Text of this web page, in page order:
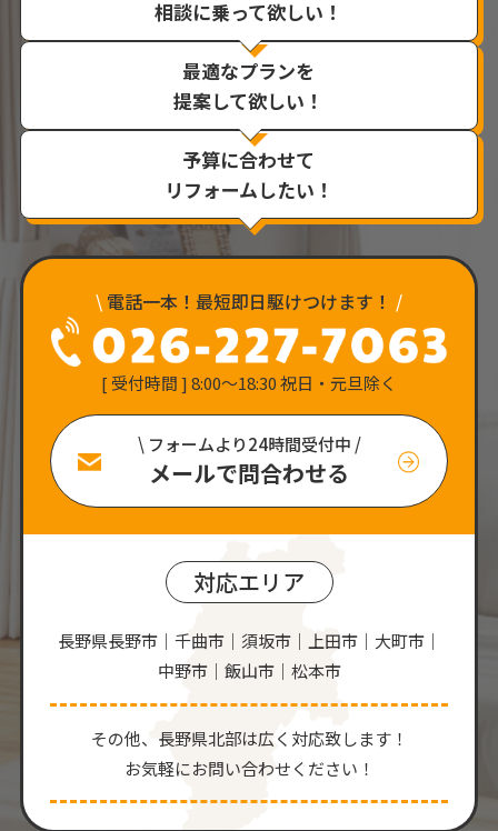
相談に乗って欲しい！
最適なプランを
提案して欲しい！
予算に合わせて
リフォームしたい！
\ 電話一本！最短即日駆けつけます！ /
[ 受付時間 ] 8:00〜18:30 祝日・元旦除く
\ フォームより24時間受付中 /
メールで問合わせる
対応エリア
長野県長野市｜千曲市｜須坂市｜上田市｜大町市｜
中野市｜飯山市｜松本市
その他、⻑野県北部は広く対応致します！
お気軽にお問い合わせください！